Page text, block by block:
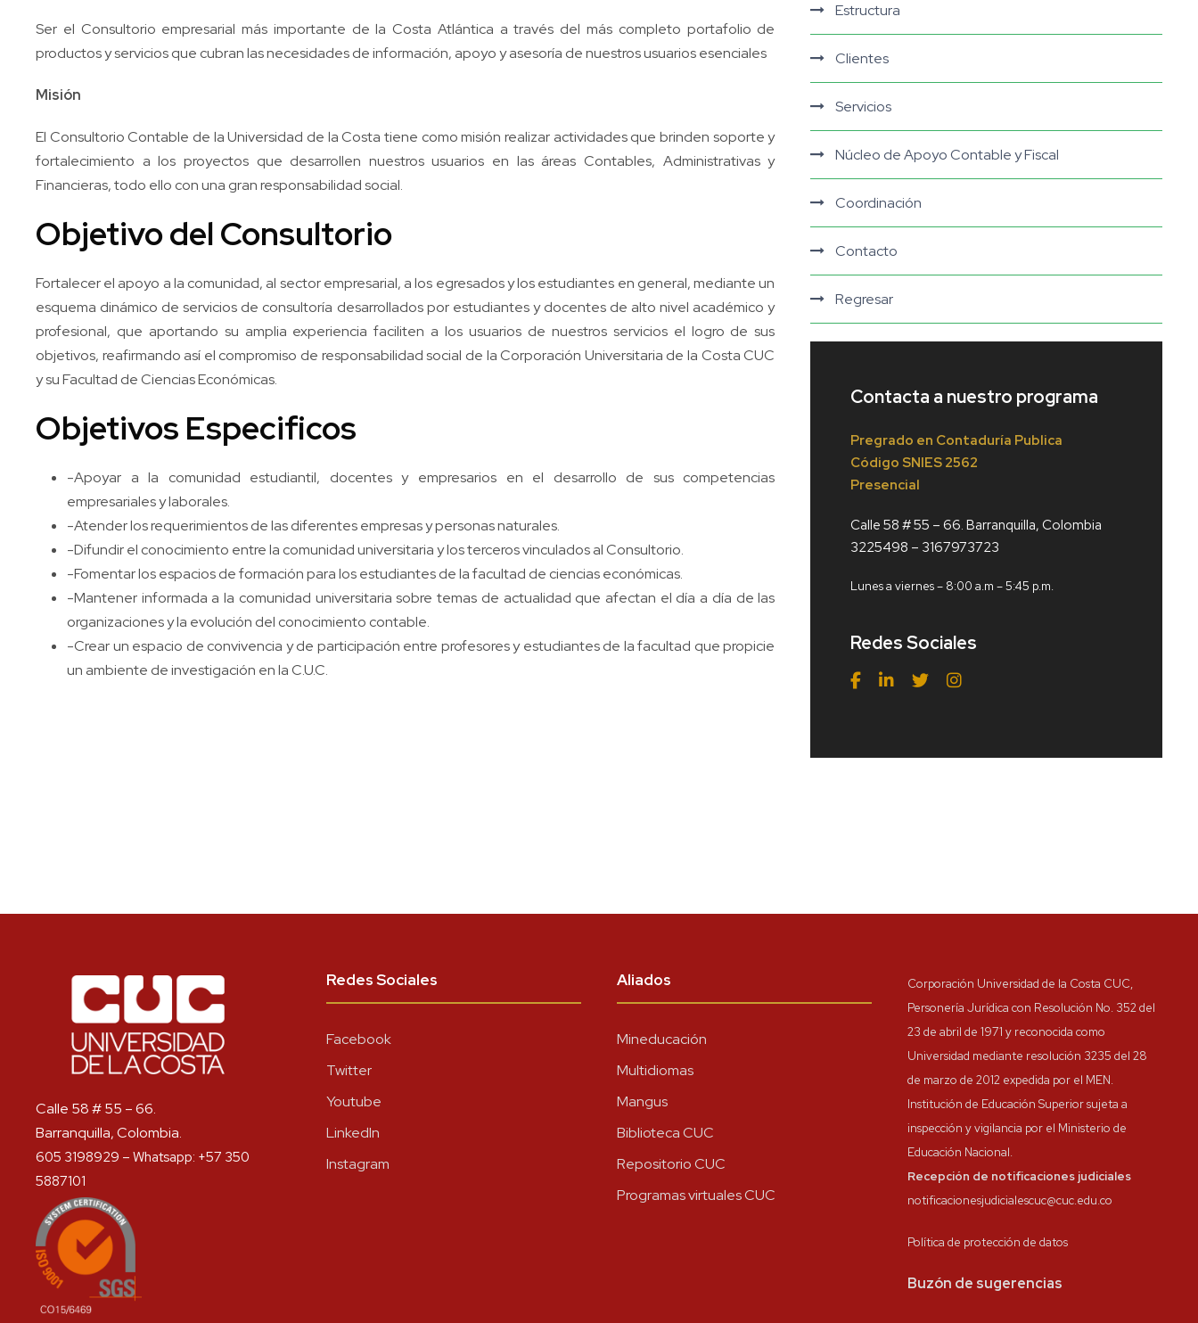
Ser el Consultorio empresarial más importante de la Costa Atlántica a través del más completo portafolio de
productos y servicios que cubran las necesidades de información, apoyo y asesoría de nuestros usuarios esenciales
Misión
El Consultorio Contable de la Universidad de la Costa tiene como misión realizar actividades que brinden soporte y
fortalecimiento a los proyectos que desarrollen nuestros usuarios en las áreas Contables, Administrativas y
Financieras, todo ello con una gran responsabilidad social.
Objetivo del Consultorio
Fortalecer el apoyo a la comunidad, al sector empresarial, a los egresados y los estudiantes en general, mediante un
esquema dinámico de servicios de consultoría desarrollados por estudiantes y docentes de alto nivel académico y
profesional, que aportando su amplia experiencia faciliten a los usuarios de nuestros servicios el logro de sus
objetivos, reafirmando así el compromiso de responsabilidad social de la Corporación Universitaria de la Costa CUC
y su Facultad de Ciencias Económicas.
Objetivos Especificos
-Apoyar a la comunidad estudiantil, docentes y empresarios en el desarrollo de sus competencias
empresariales y laborales.
-Atender los requerimientos de las diferentes empresas y personas naturales.
-Difundir el conocimiento entre la comunidad universitaria y los terceros vinculados al Consultorio.
-Fomentar los espacios de formación para los estudiantes de la facultad de ciencias económicas.
-Mantener informada a la comunidad universitaria sobre temas de actualidad que afectan el día a día de las
organizaciones y la evolución del conocimiento contable.
-Crear un espacio de convivencia y de participación entre profesores y estudiantes de la facultad que propicie
un ambiente de investigación en la C.U.C.
Estructura
Clientes
Servicios
Núcleo de Apoyo Contable y Fiscal
Coordinación
Contacto
Regresar
Contacta a nuestro programa
Pregrado en Contaduría Publica
Código SNIES 2562
Presencial
Calle 58 # 55 – 66. Barranquilla, Colombia
3225498 – 3167973723
Lunes a viernes – 8:00 a.m – 5:45 p.m.
Redes Sociales
Calle 58 # 55 – 66.
Barranquilla, Colombia.
605 3198929 – Whatsapp: +57 350
5887101
Redes Sociales
Facebook
Twitter
Youtube
LinkedIn
Instagram
Aliados
Mineducación
Multidiomas
Mangus
Biblioteca CUC
Repositorio CUC
Programas virtuales CUC
Corporación Universidad de la Costa CUC,
Personería Jurídica con Resolución No. 352 del
23 de abril de 1971 y reconocida como
Universidad mediante resolución 3235 del 28
de marzo de 2012 expedida por el MEN.
Institución de Educación Superior sujeta a
inspección y vigilancia por el Ministerio de
Educación Nacional.
Recepción de notificaciones judiciales
notificacionesjudicialescuc@cuc.edu.co
Política de protección de datos
Buzón de sugerencias